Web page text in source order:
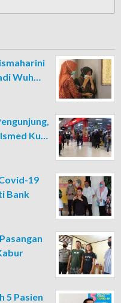
Wuh…
Ku…
19
Bank
5 Pasien